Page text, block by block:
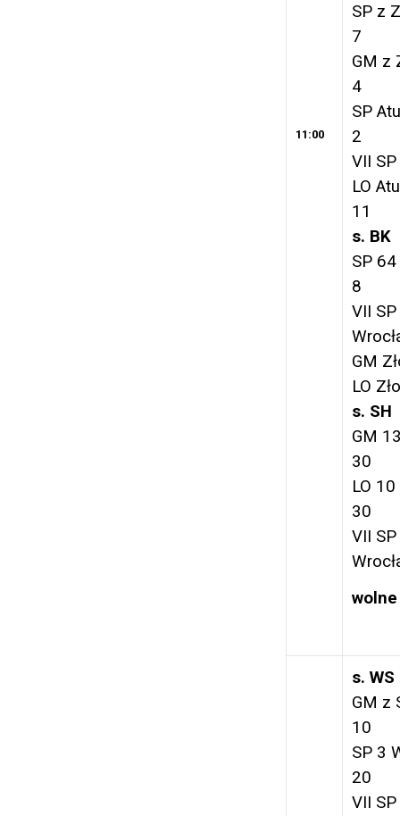
11:00
SP z
7
GM z
4
SP
2
VII
LO
11
s. BK
SP 64
8
VII
GM
LO
s. SH
GM
30
LO
30
VII
s. WS
GM z
10
SP 3
20
VII